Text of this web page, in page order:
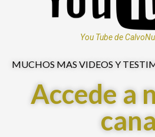
You Tube de
MUCHOS MAS VIDEOS Y
Accede a